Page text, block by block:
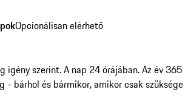
Opcionálisan elérhető
igény szerint. A nap 24 órájában. Az év 365
- bárhol és bármikor, amikor csak szüksége